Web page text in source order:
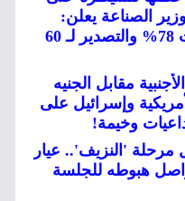
الصناعة يعلن:
"نسبة التصنيع المحلي وصلت 78% والتصدير لـ 60
مقابل الجنيه
وإسرائيل على
وخيمة!
'النزيف'.. عيار
ويواصل هبوطه للجلسة